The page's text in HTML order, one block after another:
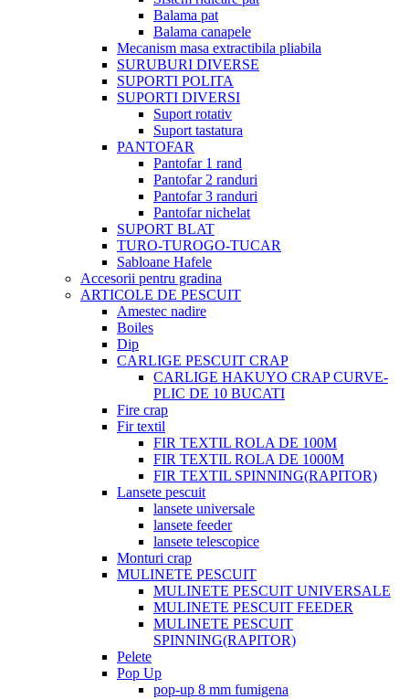
Balama pat
Balama canapele
Mecanism masa extractibila pliabila
SURUBURI DIVERSE
SUPORTI POLITA
SUPORTI DIVERSI
Suport rotativ
Suport tastatura
PANTOFAR
Pantofar 1 rand
Pantofar 2 randuri
Pantofar 3 randuri
Pantofar nichelat
SUPORT BLAT
TURO-TUROGO-TUCAR
Sabloane Hafele
Accesorii pentru gradina
ARTICOLE DE PESCUIT
Amestec nadire
Boiles
Dip
CARLIGE PESCUIT CRAP
CARLIGE HAKUYO CRAP CURVE-
PLIC DE 10 BUCATI
Fire crap
Fir textil
FIR TEXTIL ROLA DE 100M
FIR TEXTIL ROLA DE 1000M
FIR TEXTIL SPINNING(RAPITOR)
Lansete pescuit
lansete universale
lansete feeder
lansete telescopice
Monturi crap
MULINETE PESCUIT
MULINETE PESCUIT UNIVERSALE
MULINETE PESCUIT FEEDER
MULINETE PESCUIT
SPINNING(RAPITOR)
Pelete
Pop Up
pop-up 8 mm fumigena